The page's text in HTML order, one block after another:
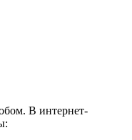
В интернет-